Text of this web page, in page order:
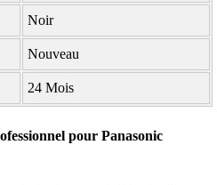
Noir
Nouveau
24 Mois
pour Panasonic